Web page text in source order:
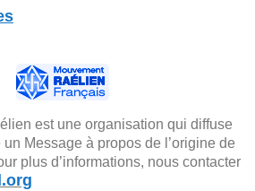
est une organisation qui diffuse
Message à propos de l’origine de
plus d’informations, nous contacter